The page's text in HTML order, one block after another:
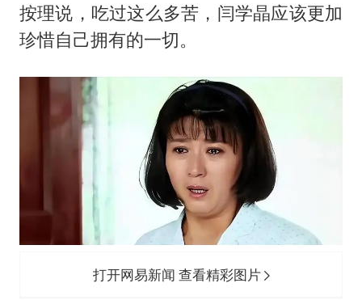
按理说，吃过这么多苦，闫学晶应该更加
珍惜自己拥有的一切。
打开网易新闻 查看精彩图片